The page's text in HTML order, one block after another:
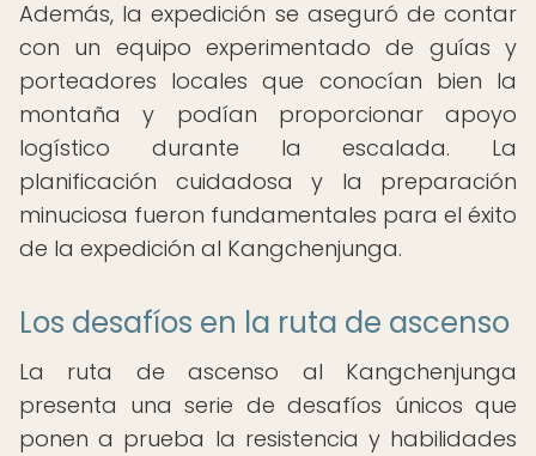
Además, la expedición se aseguró de contar
con un equipo experimentado de guías y
porteadores locales que conocían bien la
montaña y podían proporcionar apoyo
logístico durante la escalada. La
planificación cuidadosa y la preparación
minuciosa fueron fundamentales para el éxito
de la expedición al Kangchenjunga.
Los desafíos en la ruta de ascenso
La ruta de ascenso al Kangchenjunga
presenta una serie de desafíos únicos que
ponen a prueba la resistencia y habilidades